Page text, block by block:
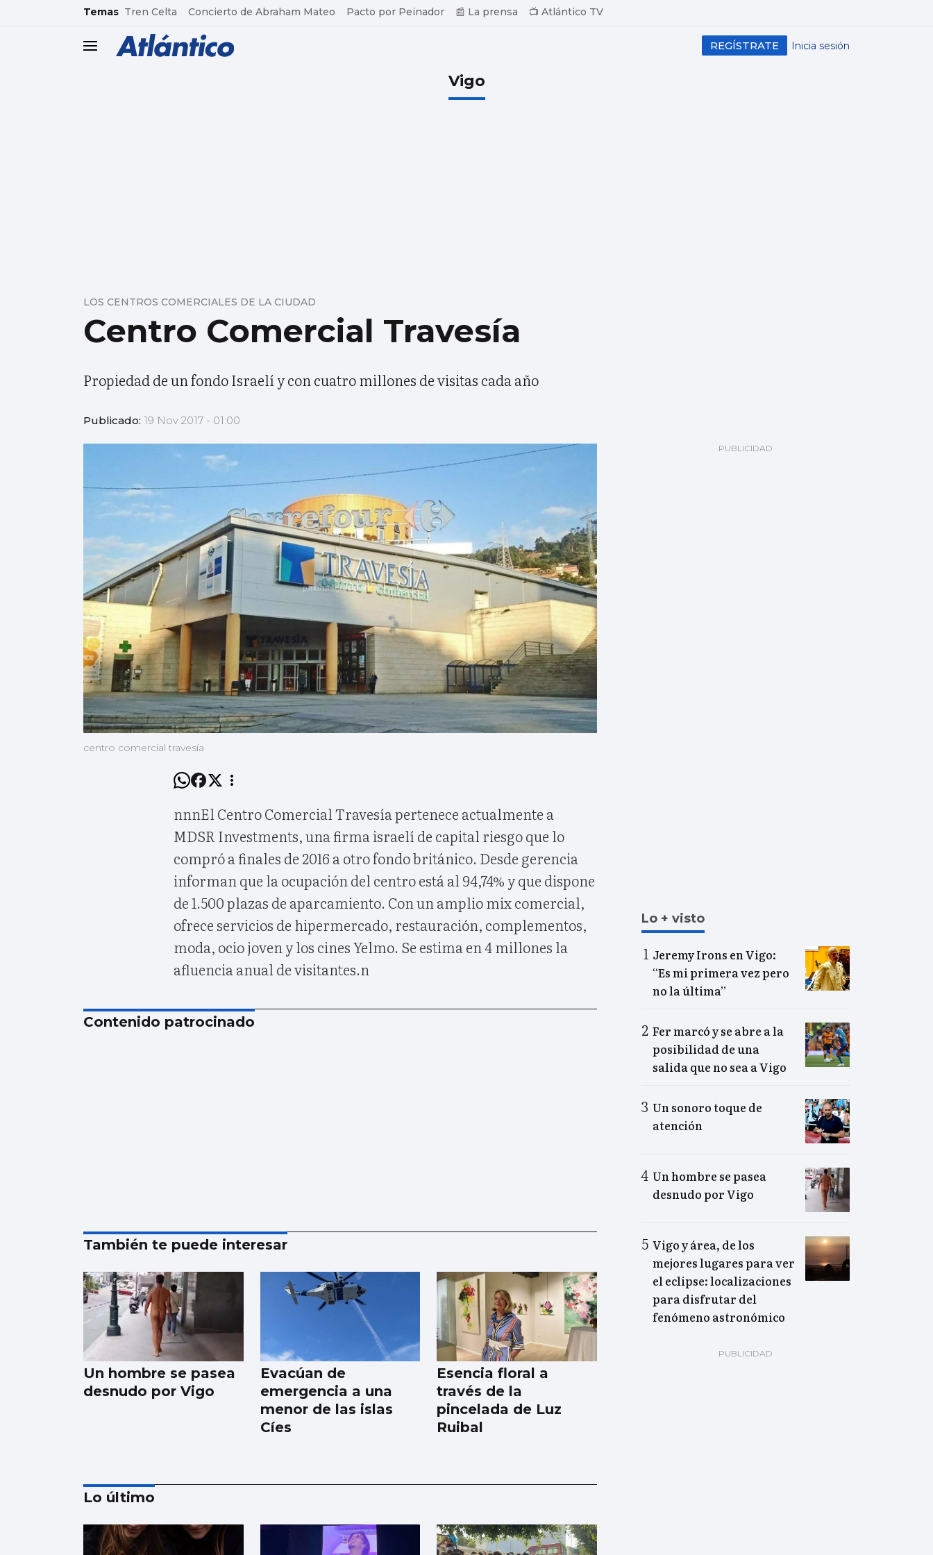
common.go-to-content
Temas Tren Celta Concierto de Abraham Mateo Pacto por Peinador 📰 La prensa 📺 Atlántico TV
header.menu.open Inicia sesión
REGÍSTRATE
Vigo
Centro Comercial Travesía
LOS CENTROS COMERCIALES DE LA CIUDAD
Propiedad de un fondo Israelí y con cuatro millones de visitas cada año
Publicado: 19 Nov 2017 - 01:00
centro comercial travesía
nnnEl Centro Comercial Travesía pertenece actualmente a
MDSR Investments, una firma israelí de capital riesgo que lo
compró a finales de 2016 a otro fondo británico. Desde gerencia
informan que la ocupación del centro está al 94,74% y que dispone
de 1.500 plazas de aparcamiento. Con un amplio mix comercial,
ofrece servicios de hipermercado, restauración, complementos,
moda, ocio joven y los cines Yelmo. Se estima en 4 millones la
afluencia anual de visitantes.n
Contenido patrocinado
También te puede interesar
Un hombre se pasea
desnudo por Vigo
Evacúan de
emergencia a una
menor de las islas
Cíes
Esencia floral a
través de la
pincelada de Luz
Ruibal
Lo último
Lo + visto
Jeremy Irons en Vigo:
“Es mi primera vez pero
no la última”
Fer marcó y se abre a la
posibilidad de una
salida que no sea a Vigo
Un sonoro toque de
atención
Un hombre se pasea
desnudo por Vigo
Vigo y área, de los
mejores lugares para ver
el eclipse: localizaciones
para disfrutar del
fenómeno astronómico